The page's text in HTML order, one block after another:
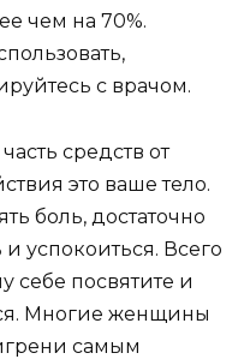
чем на 70%.
с врачом.
средств от
это ваше тело.
боль, достаточно
успокоиться. Всего
себе посвятите и
Многие женщины
самым